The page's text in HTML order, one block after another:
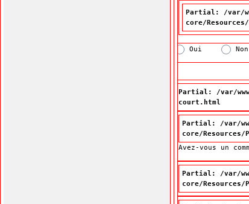
Partial: /var/
core/
Oui Non
Partial: /var/
court.html
Partial: /var/
core/
Avez-vous un
Partial: /var/
core/